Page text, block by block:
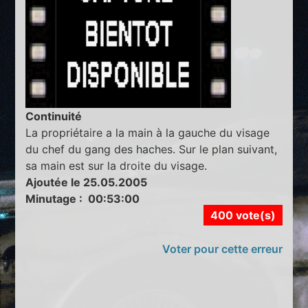
Continuité
La propriétaire a la main à la gauche du visage
du chef du gang des haches. Sur le plan suivant,
sa main est sur la droite du visage.
Ajoutée le 25.05.2005
Minutage : 00:53:00
400 vote(s)
Voter pour cette erreur